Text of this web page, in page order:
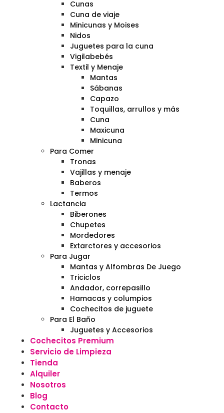
Cunas
Cuna de viaje
Minicunas y Moises
Nidos
Juguetes para la cuna
Vigilabebés
Textil y Menaje
Mantas
Sábanas
Capazo
Toquillas, arrullos y más
Cuna
Maxicuna
Minicuna
Para Comer
Tronas
Vajillas y menaje
Baberos
Termos
Lactancia
Biberones
Chupetes
Mordedores
Extarctores y accesorios
Para Jugar
Mantas y Alfombras De Juego
Triciclos
Andador, correpasillo
Hamacas y columpios
Cochecitos de juguete
Para El Baño
Juguetes y Accesorios
Cochecitos Premium
Servicio de Limpieza
Tienda
Alquiler
Nosotros
Blog
Contacto